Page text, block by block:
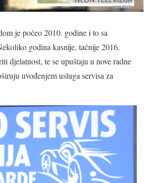
je počeo 2010. godine i to sa
godina kasnije, tačnije 2016.
djelatnost, te se upuštaju u nove radne
uvođenjem usluga servisa za